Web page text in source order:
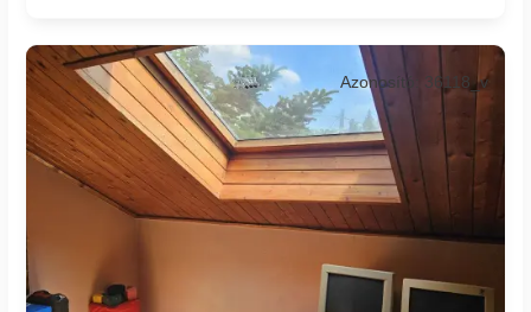
Azonosító: 36118_v